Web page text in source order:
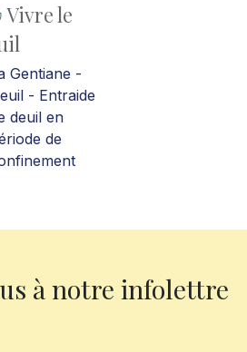
Vivre le
Gentiane -
- Entraide
deuil en
de
à notre infolettre